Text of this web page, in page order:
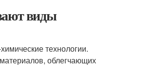
виды
технологии.
облегчающих